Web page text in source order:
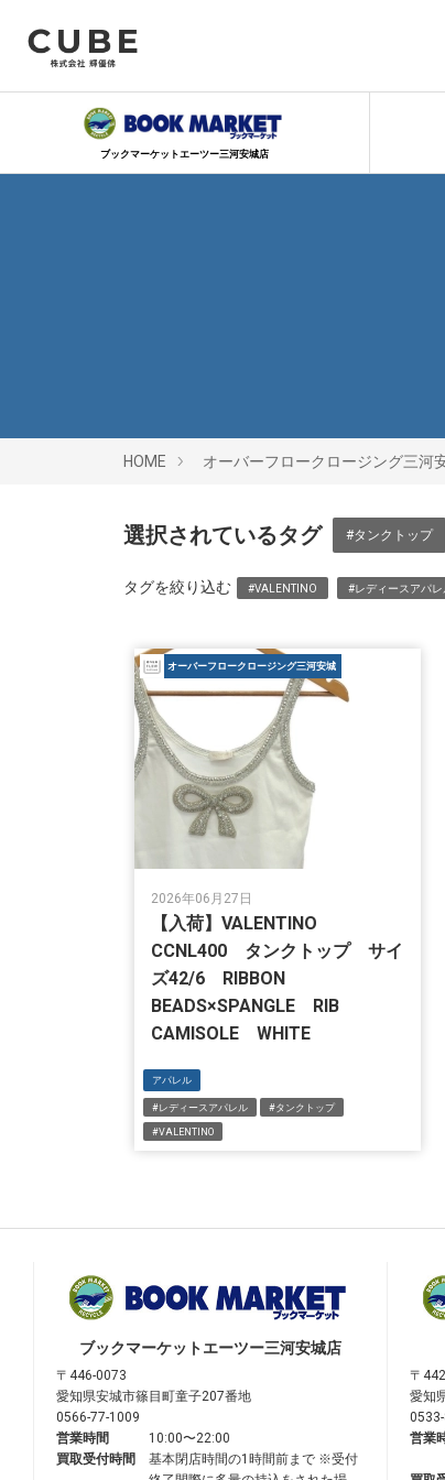
ブックマーケットエーツー三河安城店
HOME オーバーフロークロージング三河
選択されているタグ #タンクトップ
タグを絞り込む #VALENTINO #レディースアパレ
オーバーフロークロージング三河安城
2026年06月27日
【入荷】VALENTINO
CCNL400 タンクトップ サイ
ズ42/6 RIBBON
BEADS×SPANGLE RIB
CAMISOLE WHITE
アパレル
#レディースアパレル #タンクトップ
#VALENTINO
ブックマーケットエーツー三河安城店
〒446-0073
愛知県安城市篠目町童子207番地
0566-77-1009
営業時間
10:00〜22:00
買取受付時間
基本閉店時間の1時間前まで ※受付
〒
愛知
営業